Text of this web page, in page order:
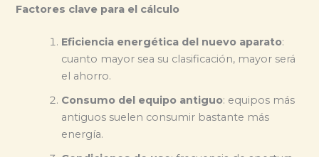
Factores clave para el cálculo
Eficiencia energética del nuevo aparato:
cuanto mayor sea su clasificación, mayor será
el ahorro.
Consumo del equipo antiguo: equipos más
antiguos suelen consumir bastante más
energía.